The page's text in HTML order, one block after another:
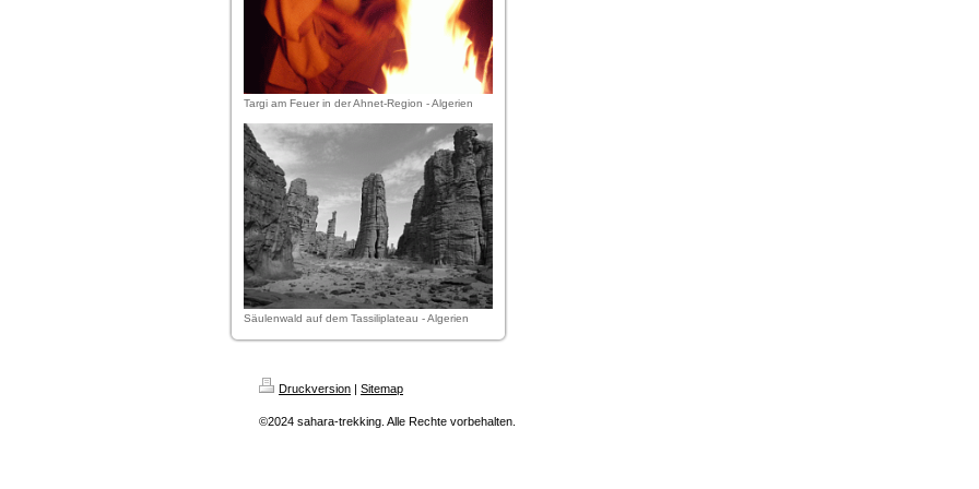
Targi am Feuer in der Ahnet-Region - Algerien
Säulenwald auf dem Tassiliplateau - Algerien
Druckversion Sitemap
©2024 sahara-trekking. Alle Rechte vorbehalten.